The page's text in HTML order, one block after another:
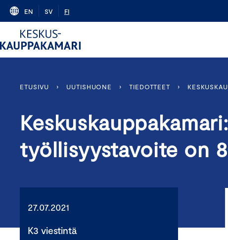
Skip
content
EN SV FI
ETUSIVU › UUTISHUONE › TIEDOTTEET ›
työllisyystavoite on
27.07.2021
K3 viestintä